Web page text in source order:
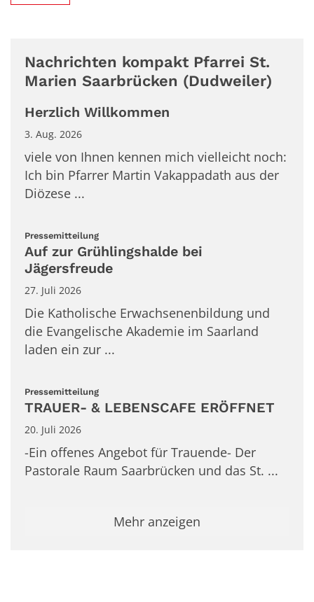
Nachrichten kompakt Pfarrei St.
Marien Saarbrücken (Dudweiler)
Herzlich Willkommen
3. Aug. 2026
viele von Ihnen kennen mich vielleicht noch:
Ich bin Pfarrer Martin Vakappadath aus der
Diözese ...
Pressemitteilung:
Auf zur Grühlingshalde bei
Jägersfreude
27. Juli 2026
Die Katholische Erwachsenenbildung und
die Evangelische Akademie im Saarland
laden ein zur ...
Pressemitteilung:
TRAUER- & LEBENSCAFE ERÖFFNET
20. Juli 2026
-Ein offenes Angebot für Trauende- Der
Pastorale Raum Saarbrücken und das St. ...
Mehr anzeigen